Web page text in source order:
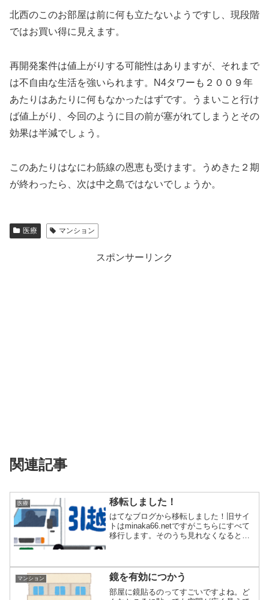
北西のこのお部屋は前に何も立たないようですし、現段階
ではお買い得に見えます。
再開発案件は値上がりする可能性はありますが、それまで
は不自由な生活を強いられます。N4タワーも２００９年
あたりはあたりに何もなかったはずです。うまいこと行け
ば値上がり、今回のように目の前が塞がれてしまうとその
効果は半減でしょう。
このあたりはなにわ筋線の恩恵も受けます。うめきた２期
が終わったら、次は中之島ではないでしょうか。
医療 マンション
スポンサーリンク
関連記事
医療 移転しました！
はてなブログから移転しました！旧サイ
トはminaka66.netですがこちらにすべて
移行します。そのうち見れなくなると
マンション 鏡を有効につかう
部屋に鏡貼るのってすごいですよね。ど